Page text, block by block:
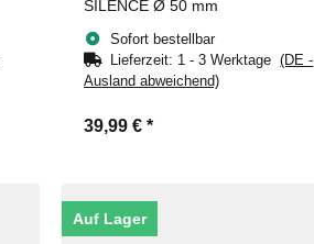
SILENCE Ø 50 mm
Sofort bestellbar
Lieferzeit: 1 - 3 Werktage(DE -
Ausland abweichend)
39,99 € *
Auf Lager